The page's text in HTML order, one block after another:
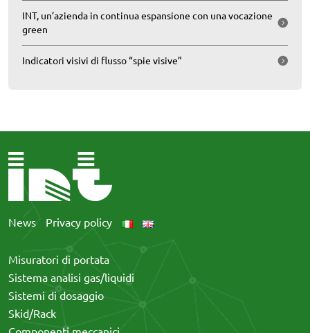
INT, un’azienda in continua espansione con una vocazione
green
Indicatori visivi di flusso “spie visive”
News Privacy policy
Misuratori di portata
Sistema analisi gas/liquidi
Sistemi di dosaggio
Skid/Rack